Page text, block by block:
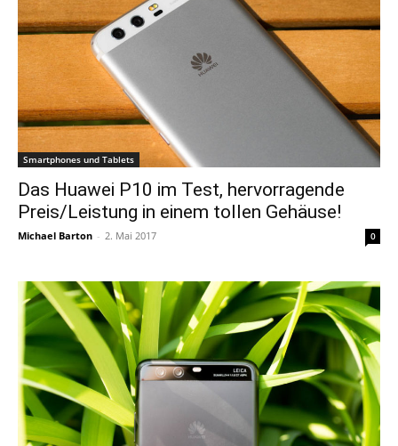
Smartphones und Tablets
Das Huawei P10 im Test, hervorragende
Preis/Leistung in einem tollen Gehäuse!
Michael Barton - 2. Mai 2017 0